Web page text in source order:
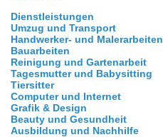
Dienstleistungen
Umzug und Transport
Handwerker- und Malerarbeiten
Bauarbeiten
Reinigung und Gartenarbeit
Tagesmutter und Babysitting
Tiersitter
Computer und Internet
Grafik & Design
Beauty und Gesundheit
Ausbildung und Nachhilfe